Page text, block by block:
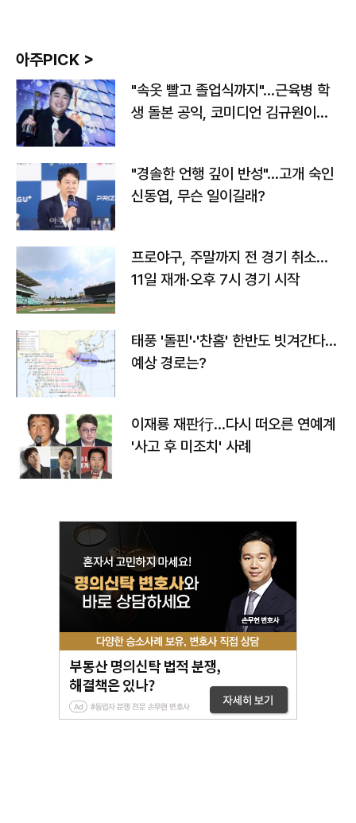
아주PICK >
"속옷 빨고 졸업식까지"…근육병 학
생 돌본 공익, 코미디언 김규원이었
"경솔한 언행 깊이 반성"…고개 숙인
신동엽, 무슨 일이길래?
프로야구, 주말까지 전 경기 취소…
11일 재개·오후 7시 경기 시작
태풍 '돌핀'·'찬홈' 한반도 빗겨간다…
예상 경로는?
이재룡 재판行…다시 떠오른 연예계
'사고 후 미조치' 사례